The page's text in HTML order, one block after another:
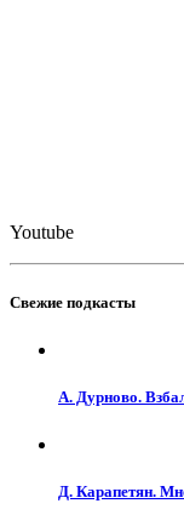
Youtube
Свежие подкасты
А. Дурново.
Д. Карапетян.